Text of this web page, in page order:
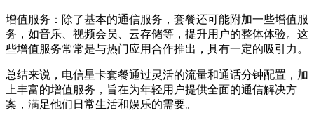
增值服务：除了基本的通信服务，套餐还可能附加一些增值服
务，如音乐、视频会员、云存储等，提升用户的整体体验。这
些增值服务常常是与热门应用合作推出，具有一定的吸引力。
总结来说，电信星卡套餐通过灵活的流量和通话分钟配置，加
上丰富的增值服务，旨在为年轻用户提供全面的通信解决方
案，满足他们日常生活和娱乐的需要。